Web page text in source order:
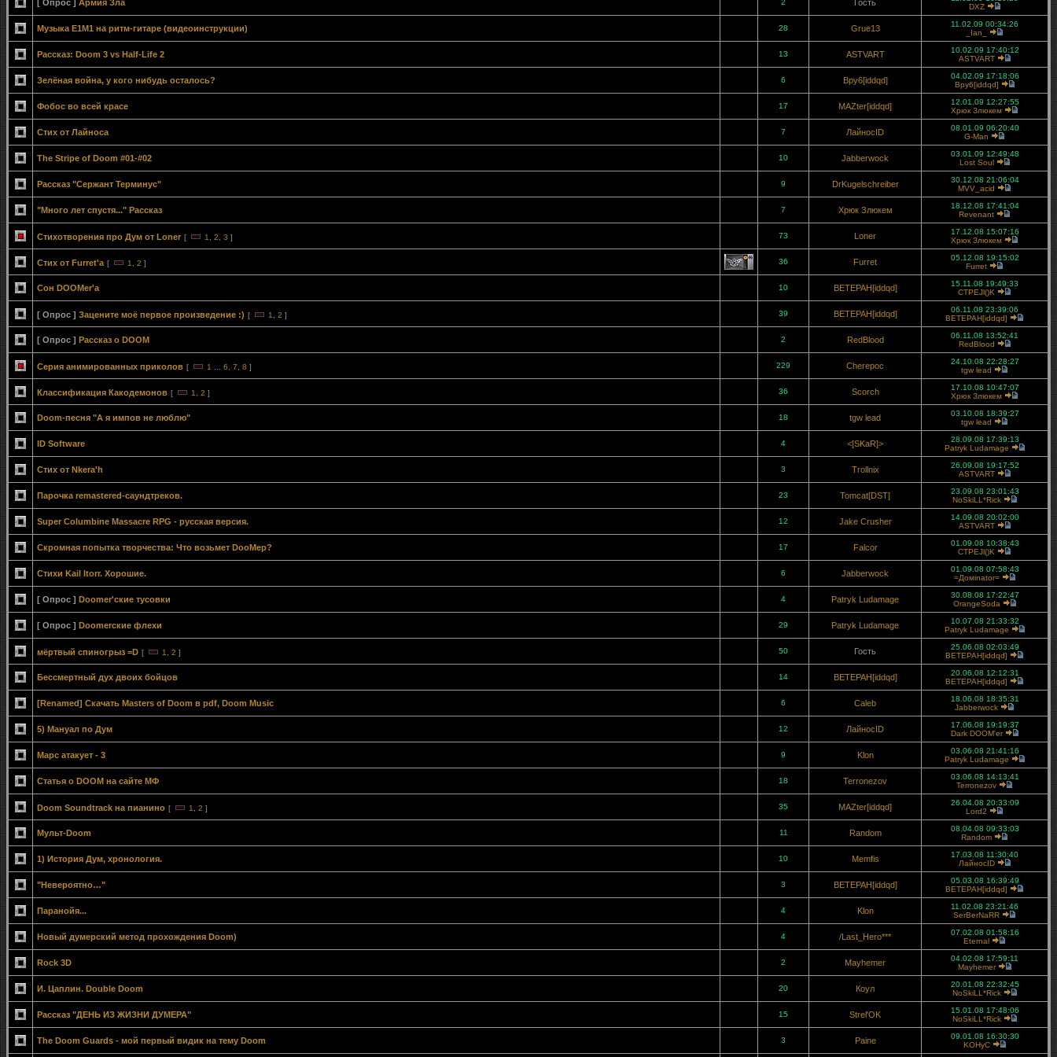
[ Опрос ] Армия Зла 2 Гость
DXZ
Музыка E1M1 на ритм-гитаре (видеоинструкции) 28 Grue13
11.02.09 00:34:26
_Ian_
Рассказ: Doom 3 vs Half-Life 2 13 ASTVART
10.02.09 17:40:12
ASTVART
Зелёная война, у кого нибудь осталось? 6 Bpy6[iddqd]
04.02.09 17:18:06
Bpy6[iddqd]
Фобос во всей красе 17 MAZter[iddqd]
12.01.09 12:27:55
Хрюк Злюкем
Стих от Лайноса 7 ЛайносID
08.01.09 06:20:40
G-Man
The Stripe of Doom #01-#02 10 Jabberwock
03.01.09 12:49:48
Lost Soul
Рассказ "Сержант Терминус" 9 DrKugelschreiber
30.12.08 21:06:04
MVV_acid
"Много лет спустя..." Рассказ 7 Хрюк Злюкем
18.12.08 17:41:04
Revenant
Стихотворения про Дум от Loner [ 1 2 3 ] 73 Loner
17.12.08 15:07:16
Хрюк Злюкем
Стих от Furret'а [ 1 2 ] 36 Furret
05.12.08 19:15:02
Furret
Сон DOOMer'a 10 BETEPAH[iddqd]
15.11.08 19:49:33
CTPEJl()K
[ Опрос ] Зацените моё первое произведение :) [ 1 2 ] 39 BETEPAH[iddqd]
06.11.08 23:39:06
BETEPAH[iddqd]
[ Опрос ] Рассказ о DOOM 2 RedBlood
06.11.08 13:52:41
RedBlood
Серия анимированных приколов [ 1 6 7 8 ] 229 Cherepoc
24.10.08 22:28:27
tgw lead
Классификация Какодемонов [ 1 2 ] 36 Scorch
17.10.08 10:47:07
Хрюк Злюкем
Doom-песня "А я импов не люблю" 18 tgw lead
03.10.08 18:39:27
tgw lead
ID Software 4 <[SKaR]>
28.09.08 17:39:13
Patryk Ludamage
Стих от Nkera'h 3 Trollnix
26.09.08 19:17:52
ASTVART
Парочка remastered-саундтреков. 23 Tomcat[DST]
23.09.08 23:01:43
NoSkiLL*Rick
Super Columbine Massacre RPG - русская версия. 12 Jake Crusher
14.09.08 20:02:00
ASTVART
Скромная попытка творчества: Что возьмет DooMер? 17 Falcor
01.09.08 10:38:43
CTPEJl()K
Стихи Kail Itorr. Хорошие. 6 Jabberwock
01.09.08 07:58:43
=Домinator=
[ Опрос ] Doomer'ские тусовки 4 Patryk Ludamage
30.08.08 17:22:47
OrangeSoda
[ Опрос ] Doomerские флехи 29 Patryk Ludamage
10.07.08 21:33:32
Patryk Ludamage
мёртвый спиногрыз =D [ 1 2 ] 50 Гость
25.06.08 02:03:49
BETEPAH[iddqd]
Бессмертный дух двоих бойцов 14 BETEPAH[iddqd]
20.06.08 12:12:31
BETEPAH[iddqd]
[Renamed] Скачать Masters of Doom в pdf, Doom Music 6 Caleb
18.06.08 18:35:31
Jabberwock
5) Мануал по Дум 12 ЛайносID
17.06.08 19:19:37
Dark DOOM'er
Марс атакует - 3 9 Klon
03.06.08 21:41:16
Patryk Ludamage
Статья о DOOM на сайте МФ 18 Terronezov
03.06.08 14:13:41
Terronezov
Doom Soundtrack на пианино [ 1 2 ] 35 MAZter[iddqd]
26.04.08 20:33:09
Lord2
Мульт-Doom 11 Random
08.04.08 09:33:03
Random
1) История Дум, хронология. 10 Memfis
17.03.08 11:30:40
ЛайносID
"Невероятно…" 3 BETEPAH[iddqd]
05.03.08 16:39:49
BETEPAH[iddqd]
Паранойя... 4 Klon
11.02.08 23:21:46
SerBerNaRR
Новый думерский метод прохождения Doom) 4 /Last_Hero***
07.02.08 01:58:16
Eternal
Rock 3D 2 Mayhemer
04.02.08 17:59:11
Mayhemer
И. Цаплин. Double Doom 20 Коул
20.01.08 22:32:45
NoSkiLL*Rick
Рассказ "ДЕНЬ ИЗ ЖИЗНИ ДУМЕРА" 15 Strel'OK
15.01.08 17:48:06
NoSkiLL*Rick
The Doom Guards - мой первый видик на тему Doom 3 Paine
09.01.08 16:30:30
KOHyC